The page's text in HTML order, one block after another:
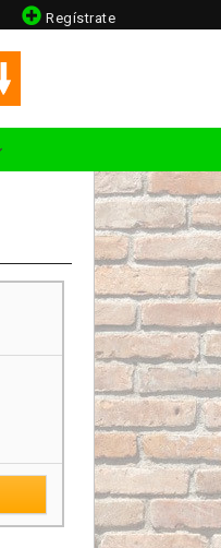
Regístrate